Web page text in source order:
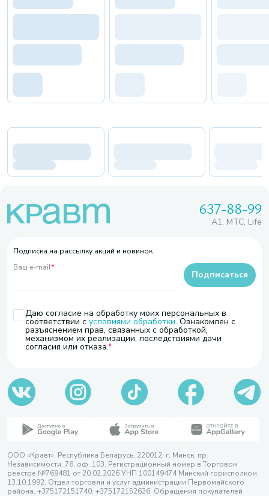
637-88-99
A1, МТС, Life
Подписка на рассылку акций и новинок
Ваш e-mail*
Даю согласие на обработку моих персональных в
соответствии с условиями обработки. Ознакомлен с
разъяснением прав, связанных с обработкой,
механизмом их реализации, последствиями дачи
согласия или отказа.
Подписаться
ООО «Кравт». Республика Беларусь, 220012, г. Минск, пр.
Независимости, 76, оф. 103. Регистрационный номер в Торговом
реестре №769481 от 20.02.2026 УНП 100149474 Минский горисполком,
13.10.1992. Отдел торговли и услуг администрации Первомайского
района, +375172151740; +375172152626. Обращения покупателей